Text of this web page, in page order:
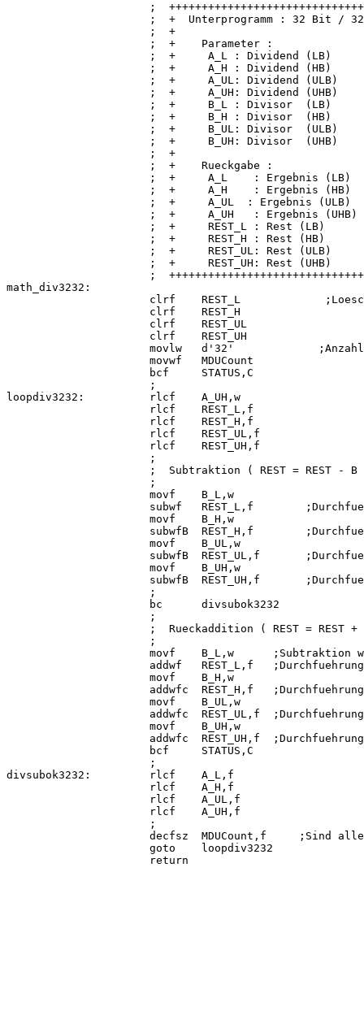
;
;  +  Unterprogramm : 32 Bit /
;  +
;  +    Parameter :
;  +     A_L : Dividend (LB)
;  +     A_H : Dividend (HB)
;  +     A_UL: Dividend (ULB)
;  +     A_UH: Dividend (UHB)
;  +     B_L : Divisor  (LB)
;  +     B_H : Divisor  (HB)
;  +     B_UL: Divisor  (ULB)
;  +     B_UH: Divisor  (UHB)
;  +
;  +    Rueckgabe :
;  +     A_L    : Ergebnis (LB)
;  +     A_H    : Ergebnis (HB)
;  +     A_UL  : Ergebnis (ULB)
;  +     A_UH   : Ergebnis (UHB)
;  +     REST_L : Rest (LB)
;  +     REST_H : Rest (HB)
;  +     REST_UL: Rest (ULB)
;  +     REST_UH: Rest (UHB)
;
math_div3232:
clrf    REST_L
                      clrf    REST_H
                      clrf    REST_UL
                      clrf    REST_UH
movlw   d'32'
                      movwf   MDUCount
                      bcf     STATUS,C
                      ;
loopdiv3232:          rlcf    A_UH,w
                      rlcf    REST_L,f
                      rlcf    REST_H,f
                      rlcf    REST_UL,f
                      rlcf    REST_UH,f
                      ;
;  Subtraktion ( REST = REST - B
                      ;
                      movf    B_L,w
subwf   REST_L,f
                      movf    B_H,w
subwfB  REST_H,f
                      movf    B_UL,w
subwfB  REST_UL,f
                      movf    B_UH,w
subwfB  REST_UH,f
                      ;
bc      divsubok3232
                      ;
;  Rueckaddition ( REST = REST +
                      ;
movf    B_L,w      ;Subtraktion
addwf   REST_L,f
                      movf    B_H,w
addwfc  REST_H,f
                      movf    B_UL,w
addwfc  REST_UL,f
                      movf    B_UH,w
addwfc  REST_UH,f
                      bcf     STATUS,C
                      ;
divsubok3232:         rlcf    A_L,f
                      rlcf    A_H,f
                      rlcf    A_UL,f
                      rlcf    A_UH,f
                      ;
decfsz  MDUCount,f     ;Sind
                      goto    loopdiv3232
                      return